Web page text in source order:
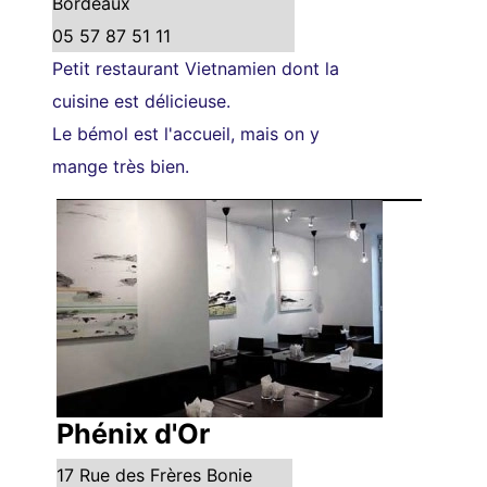
05 57 87 51 11
Petit restaurant Vietnamien dont la
cuisine est délicieuse.
Le bémol est l'accueil, mais on y
mange très bien.
Phénix d'Or
17 Rue des Frères Bonie